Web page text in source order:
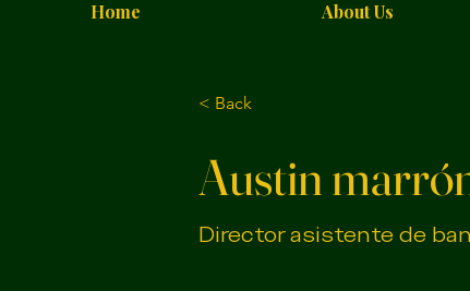
Home About Us
< Back
Austin
Director asistente de